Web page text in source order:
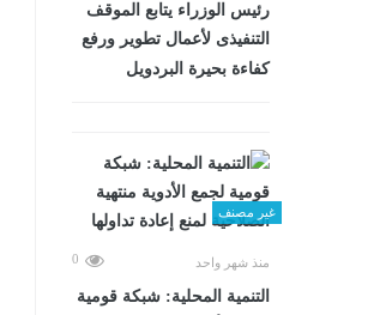
رئيس الوزراء يتابع الموقف
التنفيذى لأعمال تطوير ورفع
كفاءة بحيرة البردويل
غير مصنف
منذ شهر واحد 0
التنمية المحلية: شبكة قومية